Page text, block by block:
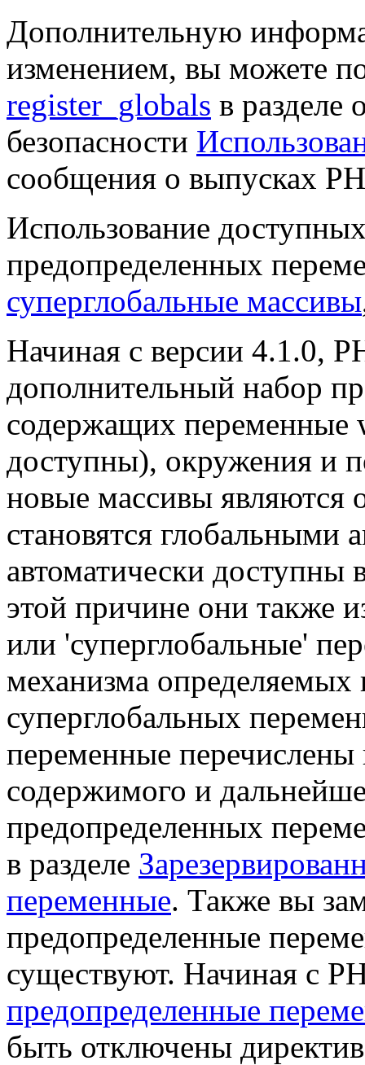
Дополнительную
изменением, вы можете
register_globals в разделе
безопасности
сообщения о выпусках
Использование
предопределенных
суперглобальные массивы
Начиная с версии 4.1.0,
дополнительный набор
содержащих переменные
доступны), окружения и
новые массивы являются
становятся глобальными
автоматически
этой причине они также
или 'суперглобальные'
механизма определяемых
суперглобальных
переменные
содержимого и
предопределенных
в разделе
переменные. Также вы
предопределенные
существуют. Начиная с
предопределенные
быть отключены